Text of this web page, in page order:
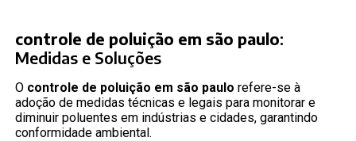
controle de poluição em são paulo:
Medidas e Soluções
O controle de poluição em são paulo refere-se à
adoção de medidas técnicas e legais para monitorar e
diminuir poluentes em indústrias e cidades, garantindo
conformidade ambiental.